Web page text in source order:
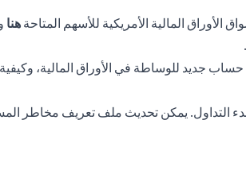
المالية الأمريكية للأسهم المتاحة هنا
جديد للوساطة في الأوراق المالية،